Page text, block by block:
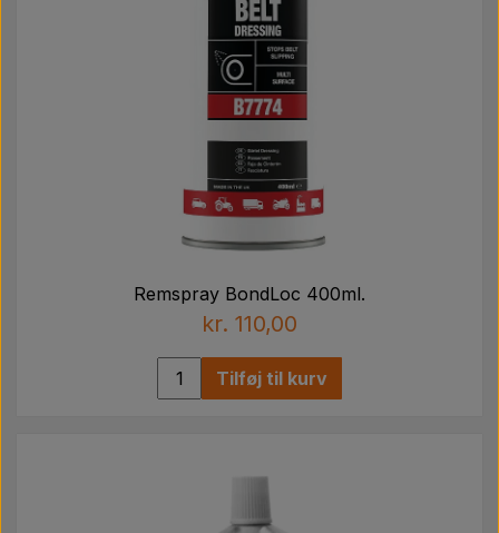
Remspray BondLoc 400ml.
kr. 110,00
Tilføj til kurv